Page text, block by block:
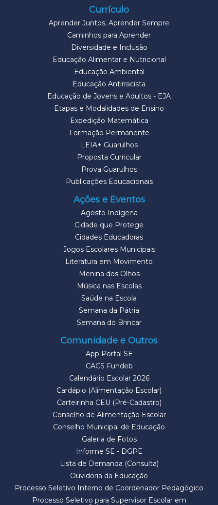
Currículo
Aprender Juntos, Aprender Sempre
Caminhos para Aprender
Diversidade e Inclusão
Educação Alimentar e Nutricional
Educação Ambiental
Educação Antirracista
Educação de Jovens e Adultos - EJA
Etapas e Modalidades de Ensino
Expedição Matemática
Formação Permanente
LEIA+ Guarulhos
Proposta Curricular
Prova Guarulhos
Publicações Educacionais
Ações e Eventos
Agosto Indígena
Cidade que Protege
Cidades Educadoras
Jogos Escolares Municipais
Literatura em Movimento
Menina dos Olhos
Música nas Escolas
Saúde na Escola
Semana da Pátria
Semana do Brincar
Comunidade e Outros
App Portal SE
CACS Fundeb
Calendário Escolar 2026
Cardápio (Alimentação Escolar)
Carteirinha CEU (Pré-Cadastro)
Conselho de Alimentação Escolar
Conselho Municipal de Educação
Galeria de Fotos
Informe SE - DGPE
Lista de Demanda (Consulta)
Ouvidoria da Educação
Processo Seletivo Interno de Coordenador Pedagógico
Processo Seletivo para Supervisor Escolar em